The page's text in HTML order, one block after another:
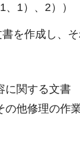
1）、2））
を作成し、
に関する文書
の他修理の作